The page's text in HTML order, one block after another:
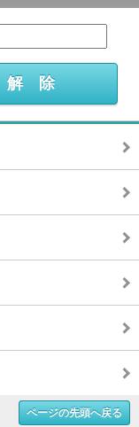
ページの先頭へ戻る